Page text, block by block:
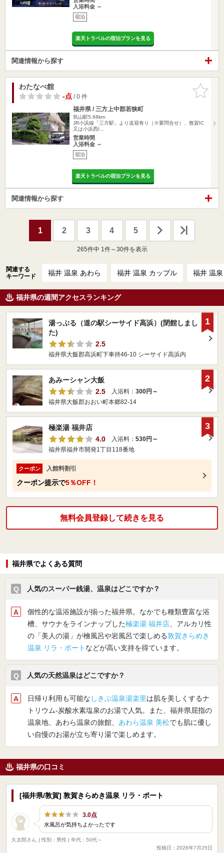
入浴料金 ～
宿泊
楽天トラベルの宿泊プランを見る
関連情報から探す
お気に入
りに追加
わたなべ館
-点/ 0 件
福井県 / 三方上中郡若狭町
気山駅5.68km
JR小浜線「三方駅」より送迎有り（※要問合せ）、敦賀IC
又は小浜西I…
営業時間
入浴料金 ～
宿泊
楽天トラベルの宿泊プランを見る
関連情報から探す
1 2 3 4 5
265件中 1件～30件を表示
関連する
キーワード
福井 温泉 あわら 福井 温泉 カップル 福井 温
福井県の週間アクセスランキング
湯っぷる（道の駅シーサイド高浜）(閉館しまし
た)
2.5
福井県大飯郡高浜町下車持46-10 シーサイド高浜内
1
あみーシャン大飯
2.5
入浴料： 300円～
福井県大飯郡おおい町本郷82-14
2
極楽湯 福井店
4.0
入浴料： 530円～
福井県福井市開発1丁目118番地
クーポン 入館料割引
クーポン提示で5％OFF！
3
無料会員登録して続きを見る
福井県でよくある質問
人気のスーパー銭湯、温泉はどこですか？
個性的な温浴施設が揃った福井県。なかでも種類豊富な浴
槽、サウナをラインナップした極楽湯 福井店 、アルカリ性
の「美人の湯」が檜風呂や岩風呂で楽しめる敦賀きらめき
温泉 リラ・ポート などが高い支持を得ています。
人気の天然温泉はどこですか？
日帰り利用も可能な しきぶ温泉湯楽里は肌を美しくするナ
トリウム-炭酸水素塩泉のお湯で人気。また、福井県屈指の
温泉地、あわら温泉の旅館、 あわら温泉 美松でも肌に優し
い自慢のお湯が立ち寄り湯で楽しめます。
福井県の口コミ
[福井県/敦賀] 敦賀きらめき温泉 リラ・ポート
3.0点
水風呂が気持ちよかったです
久太郎さん
| 性別：男性 | 年代：50代～
投稿日：2026年7月25日